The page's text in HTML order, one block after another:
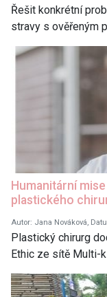
Řešit konkrétní
stravy s ověřeným
Humanitární
plastického
Autor: Jana Nováková,
Plastický chirurg
Ethic ze sítě Multi-